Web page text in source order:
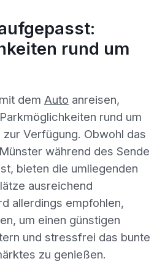
rund um
dem Auto anreisen,
rund um
Verfügung. Obwohl das
während des Sende
bieten die umliegenden
ausreichend
allerdings empfohlen,
um einen günstigen
und stressfrei das bunte
zu genießen.